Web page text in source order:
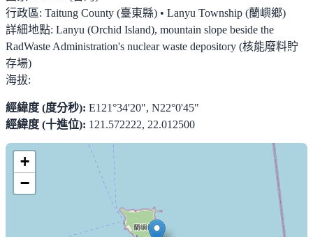
行政區: Taitung County (臺東縣) • Lanyu Township (蘭嶼鄉)
詳細地點: Lanyu (Orchid Island), mountain slope beside the
RadWaste Administration's nuclear waste depository (核能廢料貯
存場)
海拔:
經緯度 (度分秒): E121°34'20", N22°0'45"
經緯度 (十進位): 121.572222, 22.012500
+
−